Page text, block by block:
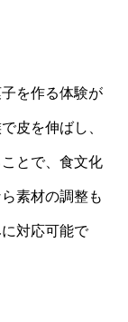
を作る体験が
皮を伸ばし、
とで、食文化
素材の調整も
対応可能で